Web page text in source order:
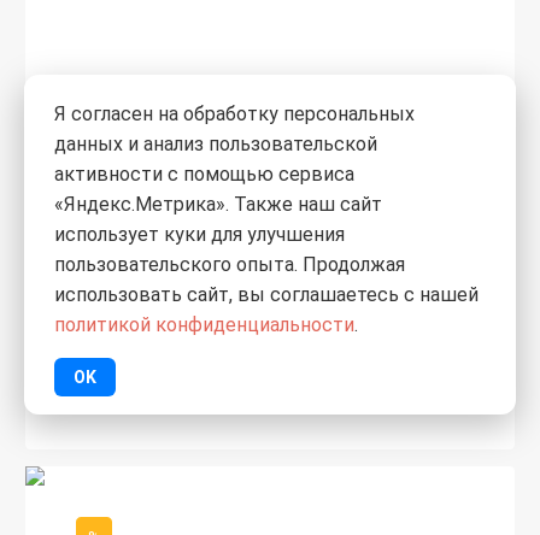
0
297,69
284,60 ₽
/шт.
Сайдинг Технониколь
Корабельный брус, Жасмин 3м
Я согласен на обработку персональных
данных и анализ пользовательской
активности с помощью сервиса
«Яндекс.Метрика». Также наш сайт
использует куки для улучшения
пользовательского опыта. Продолжая
использовать сайт, вы соглашаетесь с нашей
политикой конфиденциальности.
OK